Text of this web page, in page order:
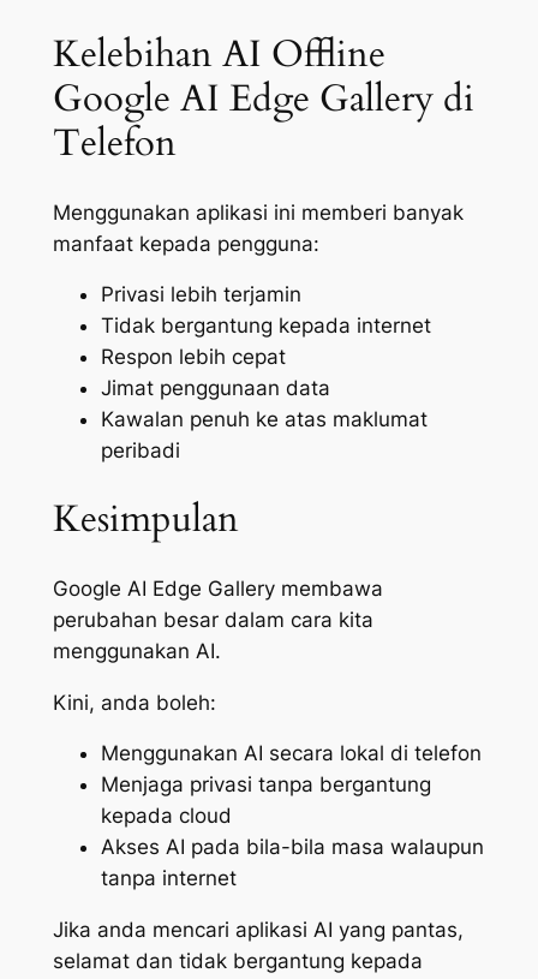
Kelebihan AI Offline
Google AI Edge Gallery di
Telefon
Menggunakan aplikasi ini memberi banyak
manfaat kepada pengguna:
Privasi lebih terjamin
Tidak bergantung kepada internet
Respon lebih cepat
Jimat penggunaan data
Kawalan penuh ke atas maklumat
peribadi
Kesimpulan
Google AI Edge Gallery membawa
perubahan besar dalam cara kita
menggunakan AI.
Kini, anda boleh:
Menggunakan AI secara lokal di telefon
Menjaga privasi tanpa bergantung
kepada cloud
Akses AI pada bila-bila masa walaupun
tanpa internet
Jika anda mencari aplikasi AI yang pantas,
selamat dan tidak bergantung kepada